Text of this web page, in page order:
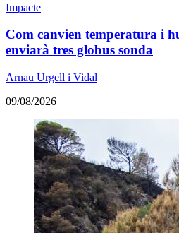
Impacte
Com canvien temperatura i
enviarà tres globus sonda
Arnau Urgell i Vidal
09/08/2026